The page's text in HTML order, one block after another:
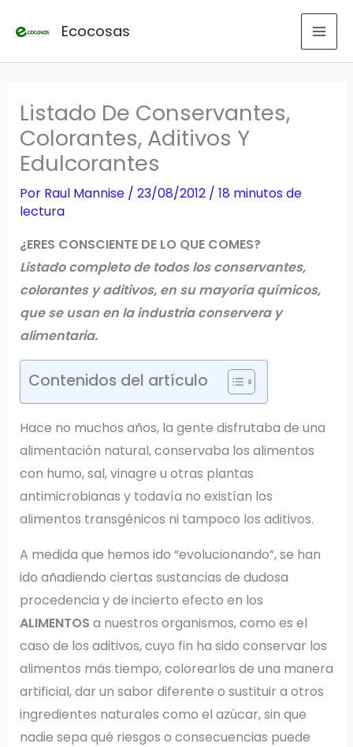
Ecocosas
Listado De Conservantes,
Colorantes, Aditivos Y
Edulcorantes
Por Raul Mannise / 23/08/2012 / 18 minutos de
lectura
¿ERES CONSCIENTE DE LO QUE COMES?
Listado completo de todos los conservantes,
colorantes y aditivos, en su mayoría químicos,
que se usan en la industria conservera y
alimentaria.
Contenidos del artículo
Hace no muchos años, la gente disfrutaba de una
alimentación natural, conservaba los alimentos
con humo, sal, vinagre u otras plantas
antimicrobianas y todavía no existían los
alimentos transgénicos ni tampoco los aditivos.
A medida que hemos ido “evolucionando”, se han
ido añadiendo ciertas sustancias de dudosa
procedencia y de incierto efecto en los
ALIMENTOS a nuestros organismos, como es el
caso de los aditivos, cuyo fin ha sido conservar los
alimentos más tiempo, colorearlos de una manera
artificial, dar un sabor diferente o sustituir a otros
ingredientes naturales como el azúcar, sin que
nadie sepa qué riesgos o consecuencias puede